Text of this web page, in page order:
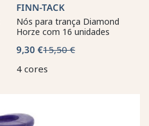
FINN-TACK
Nós para trança Diamond
Horze com 16 unidades
9,30 €15,50 €
4 cores